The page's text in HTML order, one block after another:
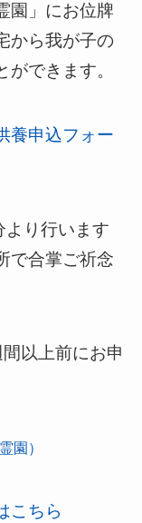
園」にお位牌
から我が子の
できます。
養申込フォー
り行います
で合掌ご祈念
以上前にお申
園）
こちら